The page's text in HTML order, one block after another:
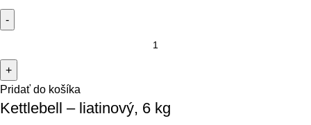
Pridať do košíka
Kettlebell – liatinový, 6 kg